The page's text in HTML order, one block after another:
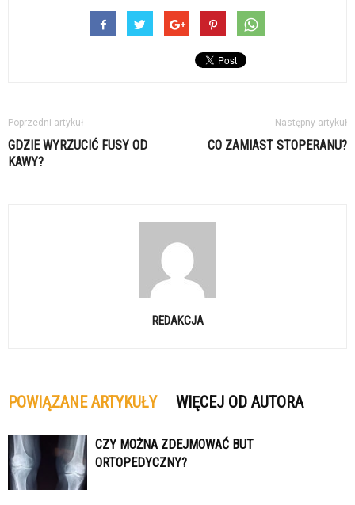
Poprzedni artykuł
GDZIE WYRZUCIĆ FUSY OD
KAWY?
Następny artykuł
CO ZAMIAST STOPERANU?
REDAKCJA
POWIĄZANE ARTYKUŁY WIĘCEJ OD AUTORA
CZY MOŻNA ZDEJMOWAĆ BUT
ORTOPEDYCZNY?